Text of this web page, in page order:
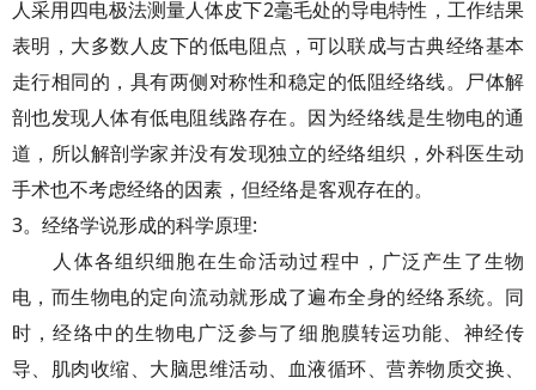
人采用四电极法测量人体皮下2毫毛处的导电特性，工作结果
表明，大多数人皮下的低电阻点，可以联成与古典经络基本
走行相同的，具有两侧对称性和稳定的低阻经络线。尸体解
剖也发现人体有低电阻线路存在。因为经络线是生物电的通
道，所以解剖学家并没有发现独立的经络组织，外科医生动
手术也不考虑经络的因素，但经络是客观存在的。
3。经络学说形成的科学原理:
人体各组织细胞在生命活动过程中，广泛产生了生物
电，而生物电的定向流动就形成了遍布全身的经络系统。同
时，经络中的生物电广泛参与了细胞膜转运功能、神经传
导、肌肉收缩、大脑思维活动、血液循环、营养物质交换、